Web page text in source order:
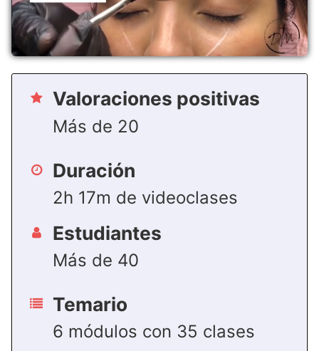
Valoraciones positivas
Más de 20
Duración
2h 17m de videoclases
Estudiantes
Más de 40
Temario
6 módulos con 35 clases